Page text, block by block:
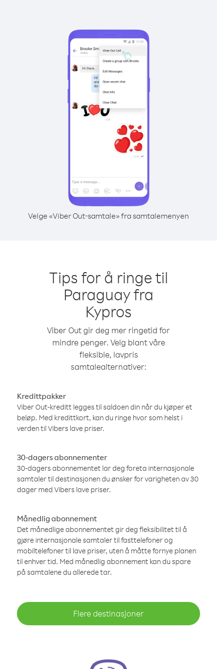
Velge «Viber Out-samtale» fra samtalemenyen
Tips for å ringe til
Paraguay fra
Kypros
Viber Out gir deg mer ringetid for
mindre penger. Velg blant våre
fleksible, lavpris
samtalealternativer:
Kredittpakker
Viber Out-kreditt legges til saldoen din når du kjøper et
beløp. Med kredittkort, kan du ringe hvor som helst i
verden til Vibers lave priser.
30-dagers abonnementer
30-dagers abonnementet lar deg foreta internasjonale
samtaler til destinasjonen du ønsker for varigheten av 30
dager med Vibers lave priser.
Månedlig abonnement
Det månedlige abonnementet gir deg fleksibilitet til å
gjøre internasjonale samtaler til fasttelefoner og
mobiltelefoner til lave priser, uten å måtte fornye planen
til enhver tid. Med månedlig abonnement kan du spare
på samtalene du allerede tar.
Flere destinasjoner